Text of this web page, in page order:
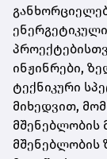
ინჟინრები,
ტექნიკური
მიხედვით,
მშენებლობის
მშენებლობის